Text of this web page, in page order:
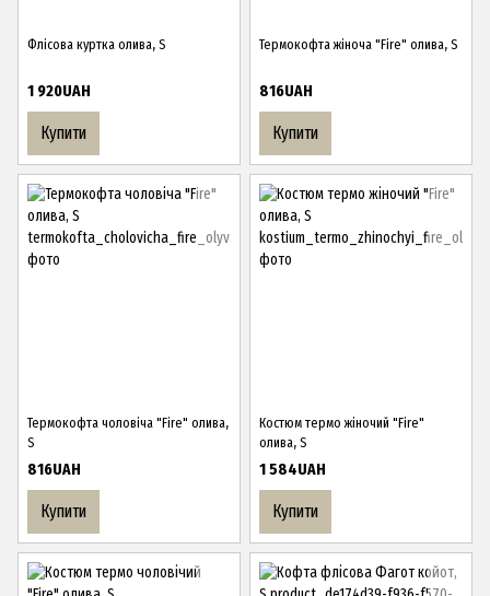
Флісова куртка олива, S
1 920UAH
Купити
Термокофта жіноча "Fire" олива, S
816UAH
Купити
Термокофта чоловіча "Fire" олива,
S
816UAH
Купити
Костюм термо жіночий "Fire"
олива, S
1 584UAH
Купити